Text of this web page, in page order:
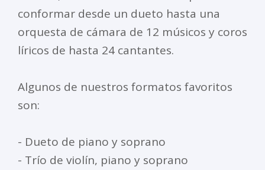
conformar desde un dueto hasta una
orquesta de cámara de 12 músicos y coros
líricos de hasta 24 cantantes.
Algunos de nuestros formatos favoritos
son:
- Dueto de piano y soprano
- Trío de violín, piano y soprano